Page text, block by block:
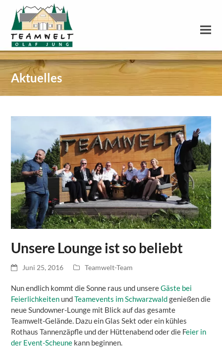
Aktuelles
Unsere Lounge ist so beliebt
Juni 25, 2016 Teamwelt-Team
Nun endlich kommt die Sonne raus und unsereGäste bei
Feierlichkeiten undTeamevents im Schwarzwaldgenießen die
neue Sundowner-Lounge mit Blick auf das gesamte
Teamwelt-Gelände. Dazu ein Glas Sekt oder ein kühles
Rothaus Tannenzäpfle und der Hüttenabend oder die Feier in
der Event-Scheune kann beginnen.